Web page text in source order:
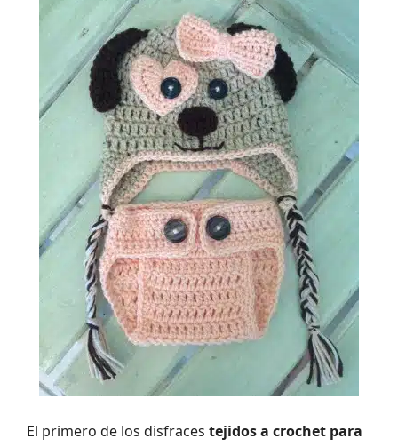
El primero de los disfraces tejidos a crochet para